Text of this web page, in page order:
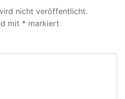
nicht veröffentlicht.
mit * markiert